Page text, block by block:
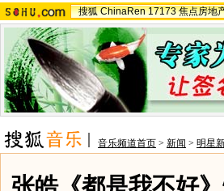
搜狐 ChinaRen 17173 焦点房地
音乐频道首页 > 新闻 > 明星